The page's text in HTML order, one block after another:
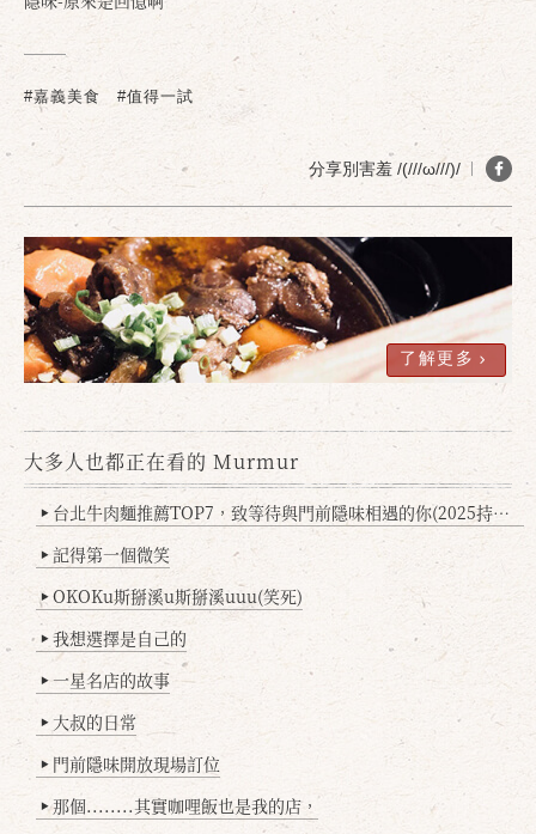
#嘉義美食 #值得一試
分享別害羞 /(///ω///)/
了解更多
大多人也都正在看的 Murmur
▶ 台北牛肉麵推薦TOP7，致等待與門前隱味相遇的你(2025持續更新
▶ 記得第一個微笑
▶ OKOKu斯掰溪u斯掰溪uuu(笑死)
▶ 我想選擇是自己的
▶ 一星名店的故事
▶ 大叔的日常
▶ 門前隱味開放現場訂位
▶ 那個........其實咖哩飯也是我的店，
確定 取消